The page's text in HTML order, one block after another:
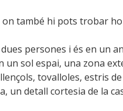
també hi pots trobar
persones i és en un
un sol espai, una zona
tovalloles, estris
un detall cortesia de la